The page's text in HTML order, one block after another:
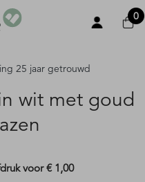
0
25 jaar getrouwd
wit met goud
voor€ 1,00